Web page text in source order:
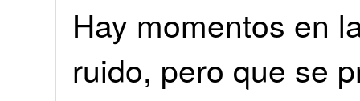
Hay momentos en
ruido, pero que se